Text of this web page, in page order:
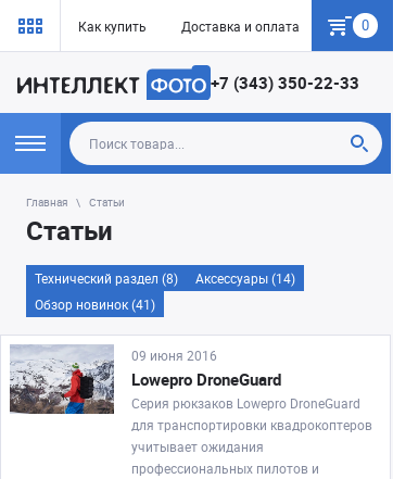
Как купить Доставка и оплата Гарантия
0
+7 (343) 350-22-33
Главная Статьи
Статьи
Технический раздел (8)
Аксессуары (14)
Обзор новинок (41)
09 июня 2016
Lowepro DroneGuard
Серия рюкзаков Lowepro DroneGuard
для транспортировки квадрокоптеров
учитывает ожидания
профессиональных пилотов и